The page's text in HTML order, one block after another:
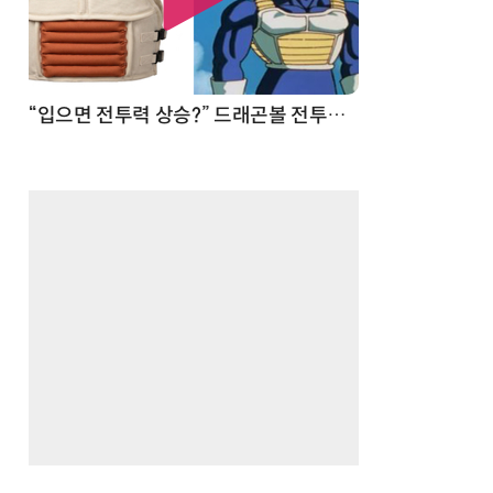
“입으면 전투력 상승?” 드래곤볼 전투복 닮은 중량조끼